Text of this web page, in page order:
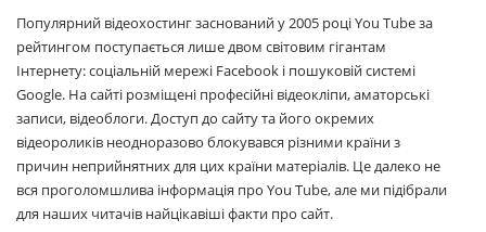
Популярний відеохостинг заснований у 2005 році You Tube за
рейтингом поступається лише двом світовим гігантам
Інтернету: соціальній мережі Facebook і пошуковій системі
Google. На сайті розміщені професійні відеокліпи, аматорські
записи, відеоблоги. Доступ до сайту та його окремих
відеороликів неодноразово блокувався різними країни з
причин неприйнятних для цих країни матеріалів. Це далеко не
вся проголомшлива інформація про You Tube, але ми підібрали
для наших читачів найцікавіші факти про сайт.